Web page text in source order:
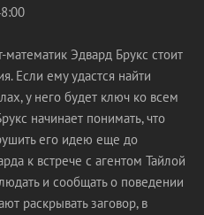
математик Эдвард Брукс стоит
Если ему удастся найти
у него будет ключ ко всем
начинает понимать, что
его идею еще до
к встрече с агентом Тайлой
и сообщать о поведении
раскрывать заговор, в